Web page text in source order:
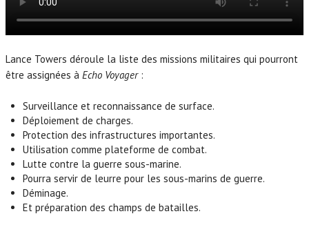
Lance Towers déroule la liste des missions militaires qui pourront
être assignées à Echo Voyager:
Surveillance et reconnaissance de surface.
Déploiement de charges.
Protection des infrastructures importantes.
Utilisation comme plateforme de combat.
Lutte contre la guerre sous-marine.
Pourra servir de leurre pour les sous-marins de guerre.
Déminage.
Et préparation des champs de batailles.